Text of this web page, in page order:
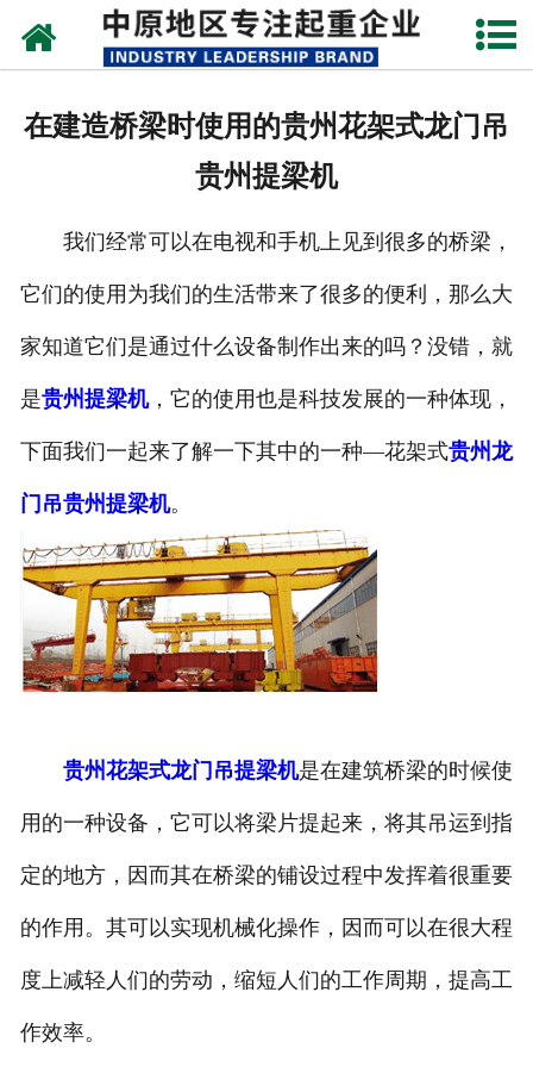
网站首页
企业视频
成功案例
联系我们
在建造桥梁时使用的贵州花架式龙门吊
贵州提梁机
我们经常可以在电视和手机上见到很多的桥梁，
它们的使用为我们的生活带来了很多的便利，那么大
家知道它们是通过什么设备制作出来的吗？没错，就
是贵州提梁机，它的使用也是科技发展的一种体现，
下面我们一起来了解一下其中的一种—花架式贵州龙
门吊贵州提梁机。
贵州花架式龙门吊提梁机是在建筑桥梁的时候使
用的一种设备，它可以将梁片提起来，将其吊运到指
定的地方，因而其在桥梁的铺设过程中发挥着很重要
的作用。其可以实现机械化操作，因而可以在很大程
度上减轻人们的劳动，缩短人们的工作周期，提高工
作效率。